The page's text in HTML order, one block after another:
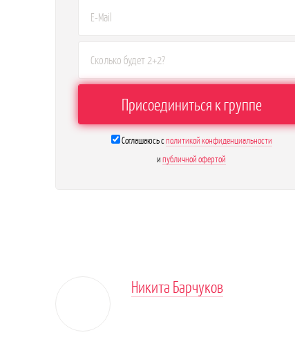
Соглашаюсь сполитикой конфиденциальности
ипубличной офертой
Никита Барчуков